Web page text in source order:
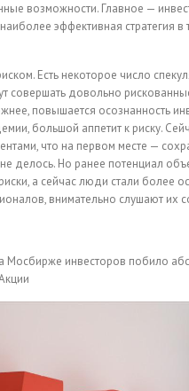
возможности. Главное —
эффективная стратегия
Есть некоторое число
совершать довольно
повышается осознанность
большой аппетит к риску.
что на первом месте —
делось. Но ранее потенциал
а сейчас люди стали более
внимательно слушают их
Мосбирже инвесторов побило